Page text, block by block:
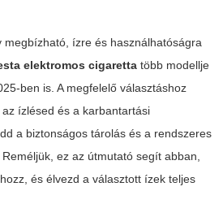
megbízható, ízre és használhatóságra
elektromos cigaretta több modellje
ben is. A megfelelő választáshoz
ízlésed és a karbantartási
a biztonságos tárolás és a rendszeres
ez az útmutató segít abban,
és élvezd a választott ízek teljes